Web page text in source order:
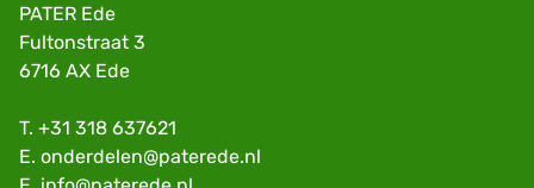
PATER Ede
Fultonstraat 3
6716 AX Ede
T. +31 318 637621
E. onderdelen@paterede.nl